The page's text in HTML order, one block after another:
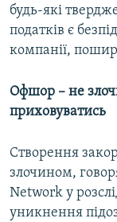
будь-які
податків є
компанії,
Офшор – не
приховуватись
Створення
злочином,
Network у
уникнення